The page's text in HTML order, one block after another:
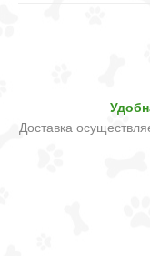
Доставка